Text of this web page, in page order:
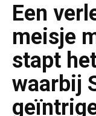
Een
meisje
stapt
waarbij